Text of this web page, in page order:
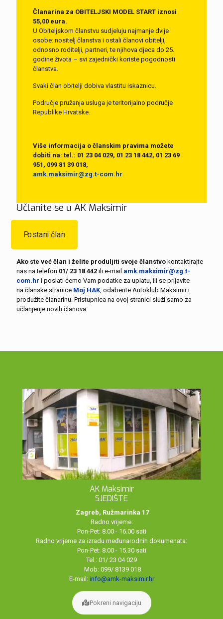
Članarina za OBITELJSKI MODEL START iznosi
55,00 eura.
U Obiteljskom članstvu sudjeluju najmanje dvije
osobe: nositelj članstva i ostali članovi obitelji,
odnosno roditelji, partneri, te njihova djeca do 25.
godine života – svi zajednički koriste pogodnosti
članstva.
Svaki član obitelji dobiva vlastitu iskaznicu.
Područje pružanja usluga je teritorijalno područje
Republike Hrvatske.
Više informacija o članskim pravima možete
dobiti na: tel.: 01 23 04 029, 01 23 18 442, 01 23 69
951 , 099 81 39 018,
amk.maksimir@zg.t-com.hr
Učlanite se u AK Maksimir
Postani član
Ako ste već član i želite produljiti svoje članstvo kontaktirajte
nas na telefon 01/ 23 18 442 ili e-mail amk.maksimir@zg.t-
com.hr i poslati ćemo Vam podatke za uplatu, ili se prijavite
na članske stranice Moj HAK , odaberite Autoklub Maksimir i
produžite članarinu. Pristupnica na ovoj stranici služi samo za
učlanjenje novih članova.
AK Maksimir
SJEDIŠTE
Zagreb, Ružmarinka 17
Radno vrijeme:
Pon-Pet: 8.00 - 16.00 sati
Radno vrijeme za izradu međunarodnih dokumenata:
Pon-Pet: 8.00 - 15.30 sati
Tel.: 01/ 23 04 029
Mob: 099/ 8139 018
E-mail: info@amk-maksimir.hr
Pokreni navigaciju